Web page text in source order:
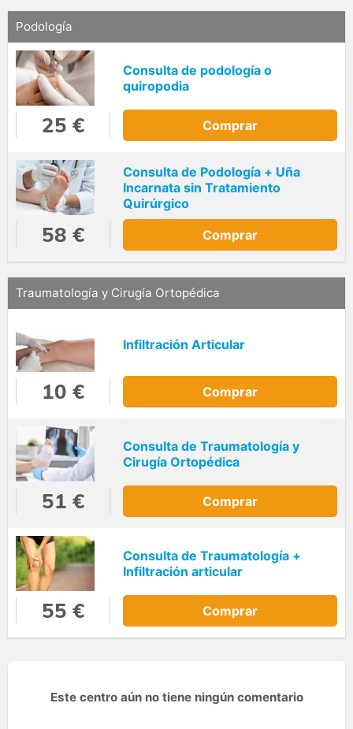
Podología
Consulta de podología o
quiropodia
25 € Comprar
Consulta de Podología + Uña
Incarnata sin Tratamiento
Quirúrgico
58 € Comprar
Traumatología y Cirugía Ortopédica
Infiltración Articular
10 € Comprar
Consulta de Traumatología y
Cirugía Ortopédica
51 € Comprar
Consulta de Traumatología +
Infiltración articular
55 € Comprar
Este centro aún no tiene ningún comentario